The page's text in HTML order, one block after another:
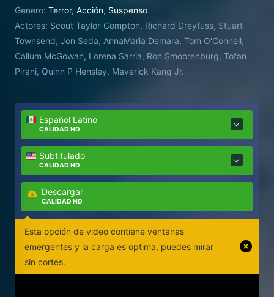
Genero: Terror, Acción, Suspenso
Actores: Scout Taylor-Compton, Richard Dreyfuss, Stuart
Townsend, Jon Seda, AnnaMaria Demara, Tom O'Connell,
Callum McGowan, Lorena Sarria, Ron Smoorenburg, Tofan
Pirani, Quinn P Hensley, Maverick Kang Jr.
Español Latino
CALIDAD HD
Subtitulado
CALIDAD HD
Descargar
CALIDAD HD
Esta opción de video contiene ventanas
emergentes y la carga es optima, puedes mirar
sin cortes.